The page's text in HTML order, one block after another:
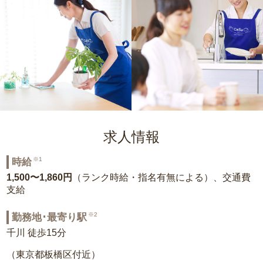
求人情報
時給 ※1
1,500〜1,860円
（ランク時給・指名有無による）、交通費
支給
勤務地･最寄り駅 ※2
千川 徒歩15分
（東京都板橋区付近）